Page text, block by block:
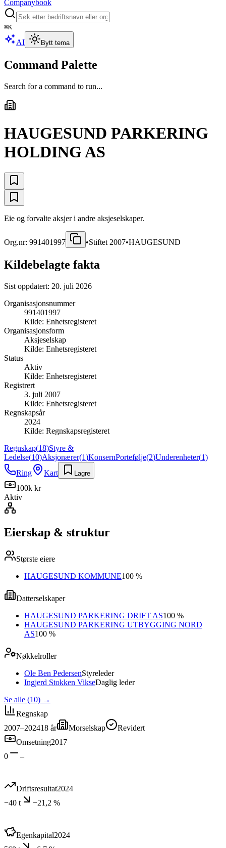
Companybook
⌘K
AI Bytt tema
Command Palette
Search for a command to run...
HAUGESUND PARKERING
HOLDING AS
Eie og forvalte aksjer i andre aksjeselskaper.
Org.nr: 991401997 •Stiftet 2007•HAUGESUND
Kildebelagte fakta
Sist oppdatert: 20. juli 2026
Organisasjonsnummer
991401997
Kilde: Enhetsregisteret
Organisasjonsform
Aksjeselskap
Kilde: Enhetsregisteret
Status
Aktiv
Kilde: Enhetsregisteret
Registrert
3. juli 2007
Kilde: Enhetsregisteret
Regnskapsår
2024
Kilde: Regnskapsregisteret
Regnskap(18)Styre &
Ledelse(10)Aksjonærer(1)KonsernPortefølje(2)Underenheter(1)
Ring
Kart Lagre
100k kr
Aktiv
Eierskap & struktur
Største eiere
HAUGESUND KOMMUNE100 %
Datterselskaper
HAUGESUND PARKERING DRIFT AS100 %
HAUGESUND PARKERING UTBYGGING NORD
AS100 %
Nøkkelroller
Ole Ben PedersenStyreleder
Ingjerd Stokken VikseDaglig leder
Se alle (10) →
Regnskap
2007–202418 år Morselskap
Revidert
Omsetning2017
0
–
Driftsresultat2024
−40 t
−21,2 %
Egenkapital2024